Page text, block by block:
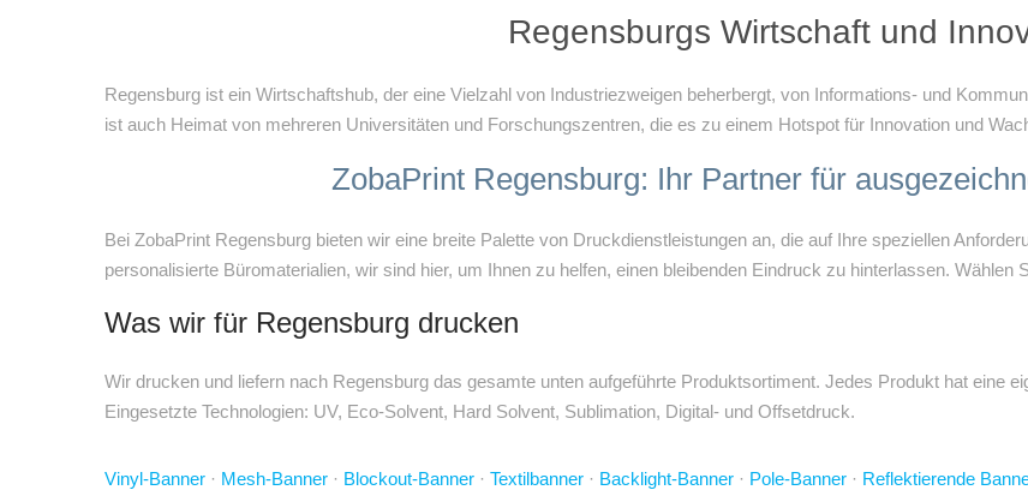
Regensburgs Wirtschaft und
Regensburg ist ein Wirtschaftshub, der eine Vielzahl von Industriezweigen beherbergt, von Informations- und
ist auch Heimat von mehreren Universitäten und Forschungszentren, die es zu einem Hotspot für Innovation und
ZobaPrint Regensburg: Ihr Partner für
Bei ZobaPrint Regensburg bieten wir eine breite Palette von Druckdienstleistungen an, die auf Ihre speziellen
personalisierte Büromaterialien, wir sind hier, um Ihnen zu helfen, einen bleibenden Eindruck zu hinterlassen.
Was wir für Regensburg drucken
Wir drucken und liefern nach Regensburg das gesamte unten aufgeführte Produktsortiment. Jedes Produkt hat eine
Eingesetzte Technologien: UV, Eco-Solvent, Hard Solvent, Sublimation, Digital- und Offsetdruck.
Vinyl-Banner · Mesh-Banner · Blockout-Banner · Textilbanner · Backlight-Banner · Pole-Banner · Reflektierende